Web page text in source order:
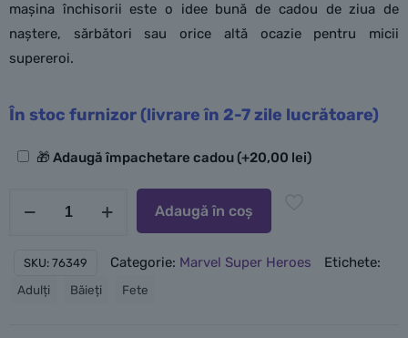
mașina închisorii este o idee bună de cadou de ziua de
naștere, sărbători sau orice altă ocazie pentru micii
supereroi.
În stoc furnizor (livrare în 2-7 zile lucrătoare)
Opțiuni🎁 Adaugă împachetare cadou(+20,00 lei)
Omul
Adaugă în coș
SKU: 76349 Categorie: Marvel Super Heroes Etichete:
Adulți Băieți Fete